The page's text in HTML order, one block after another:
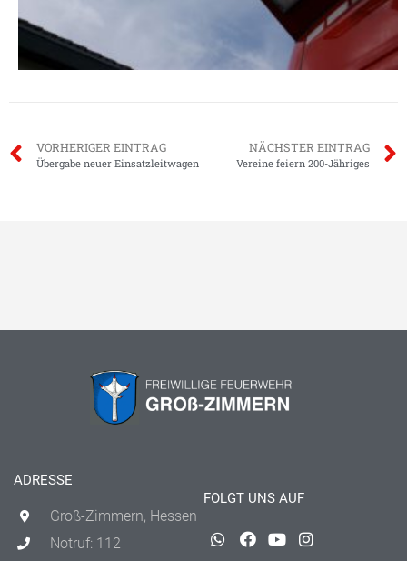
VORHERIGER EINTRAG
Übergabe neuer Einsatzleitwagen
NÄCHSTER EINTRAG
Vereine feiern 200-Jähriges
ADRESSE
Groß-Zimmern, Hessen
Notruf: 112
FOLGT UNS AUF